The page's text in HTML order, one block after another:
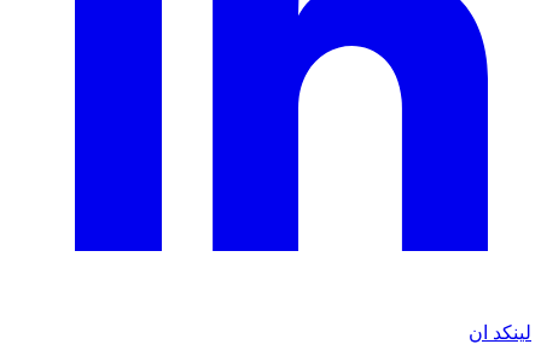
لينكد ان